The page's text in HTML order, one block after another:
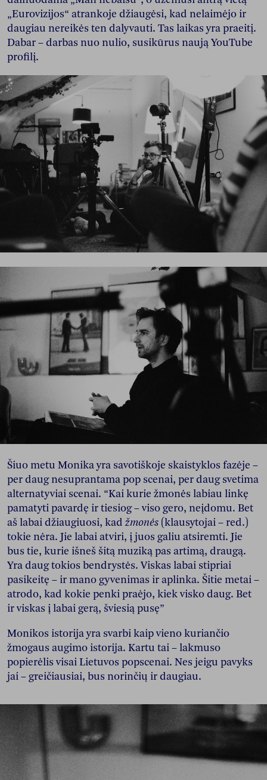
„Eurovizijos“ atrankoje džiaugėsi, kad nelaimėjo ir
daugiau nereikės ten dalyvauti. Tas laikas yra praeitį.
Dabar – darbas nuo nulio, susikūrus naują YouTube
profilį.
Šiuo metu Monika yra savotiškoje skaistyklos fazėje –
per daug nesuprantama pop scenai, per daug svetima
alternatyviai scenai. “Kai kurie žmonės labiau linkę
pamatyti pavardę ir tiesiog – viso gero, neįdomu. Bet
aš labai džiaugiuosi, kadžmonės (klausytojai – red.)
tokie nėra. Jie labai atviri, į juos galiu atsiremti. Jie
bus tie, kurie išneš šitą muziką pas artimą, draugą.
Yra daug tokios bendrystės. Viskas labai stipriai
pasikeitę – ir mano gyvenimas ir aplinka. Šitie metai –
atrodo, kad kokie penki praėjo, kiek visko daug. Bet
ir viskas į labai gerą, šviesią pusę”
Monikos istorija yra svarbi kaip vieno kuriančio
žmogaus augimo istorija. Kartu tai – lakmuso
popierėlis visai Lietuvos popscenai. Nes jeigu pavyks
jai – greičiausiai, bus norinčių ir daugiau.